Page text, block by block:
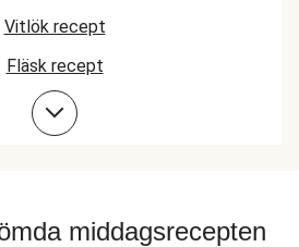
Vitlök recept
Fläsk recept
Kycklingrecept
middagsrecepten